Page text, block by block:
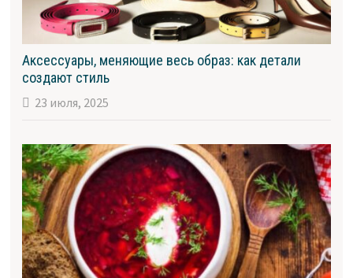
Аксессуары, меняющие весь образ: как детали
создают стиль
23 июля, 2025